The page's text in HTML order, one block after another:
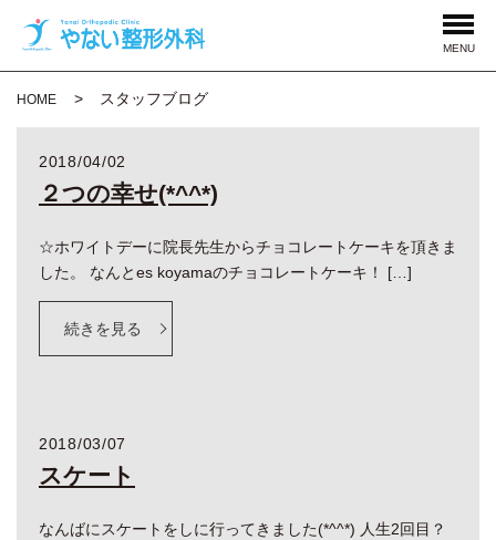
MENU
HOME スタッフブログ
2018/04/02
２つの幸せ(*^^*)
☆ホワイトデーに院長先生からチョコレートケーキを頂きま
した。 なんとes koyamaのチョコレートケーキ！ […]
続きを見る
2018/03/07
スケート
なんばにスケートをしに行ってきました(*^^*) 人生2回目？